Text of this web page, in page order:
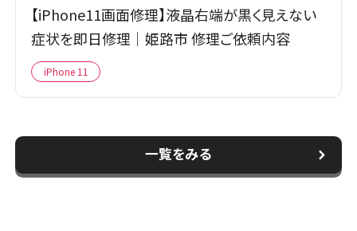
【iPhone11画面修理】液晶右端が黒く見えない
症状を即日修理｜姫路市 修理ご依頼内容
iPhone 11
一覧をみる